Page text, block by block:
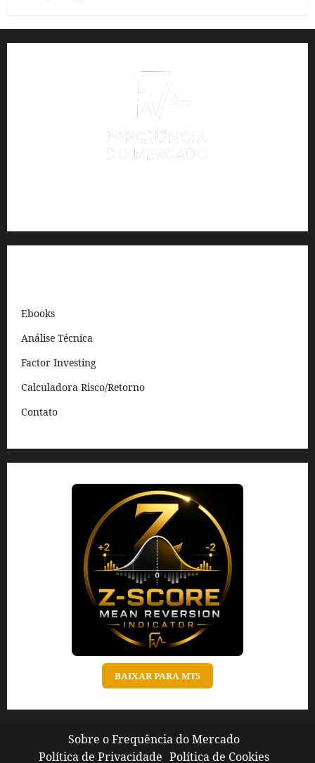
Ebooks
Análise Técnica
Factor Investing
Calculadora Risco/Retorno
Contato
BAIXAR PARA MT5
Sobre o Frequência do Mercado
Política de Privacidade Política de Cookies